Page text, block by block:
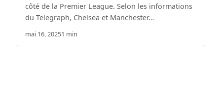
côté de la Premier League. Selon les informations
du Telegraph, Chelsea et Manchester…
mai 16, 20251 min